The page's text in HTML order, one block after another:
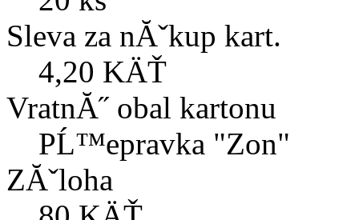
Sleva za nĂˇkup kart.
4,20 KÄŤ
VratnĂ˝ obal kartonu
PĹ™epravka "Zon"
ZĂˇloha